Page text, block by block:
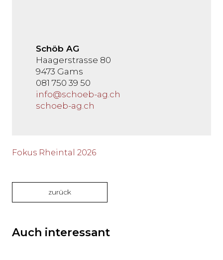
Schöb AG
Haagerstrasse 80
9473 Gams
081 750 39 50
info@schoeb-ag.ch
schoeb-ag.ch
Fokus Rheintal 2026
zurück
Auch interessant